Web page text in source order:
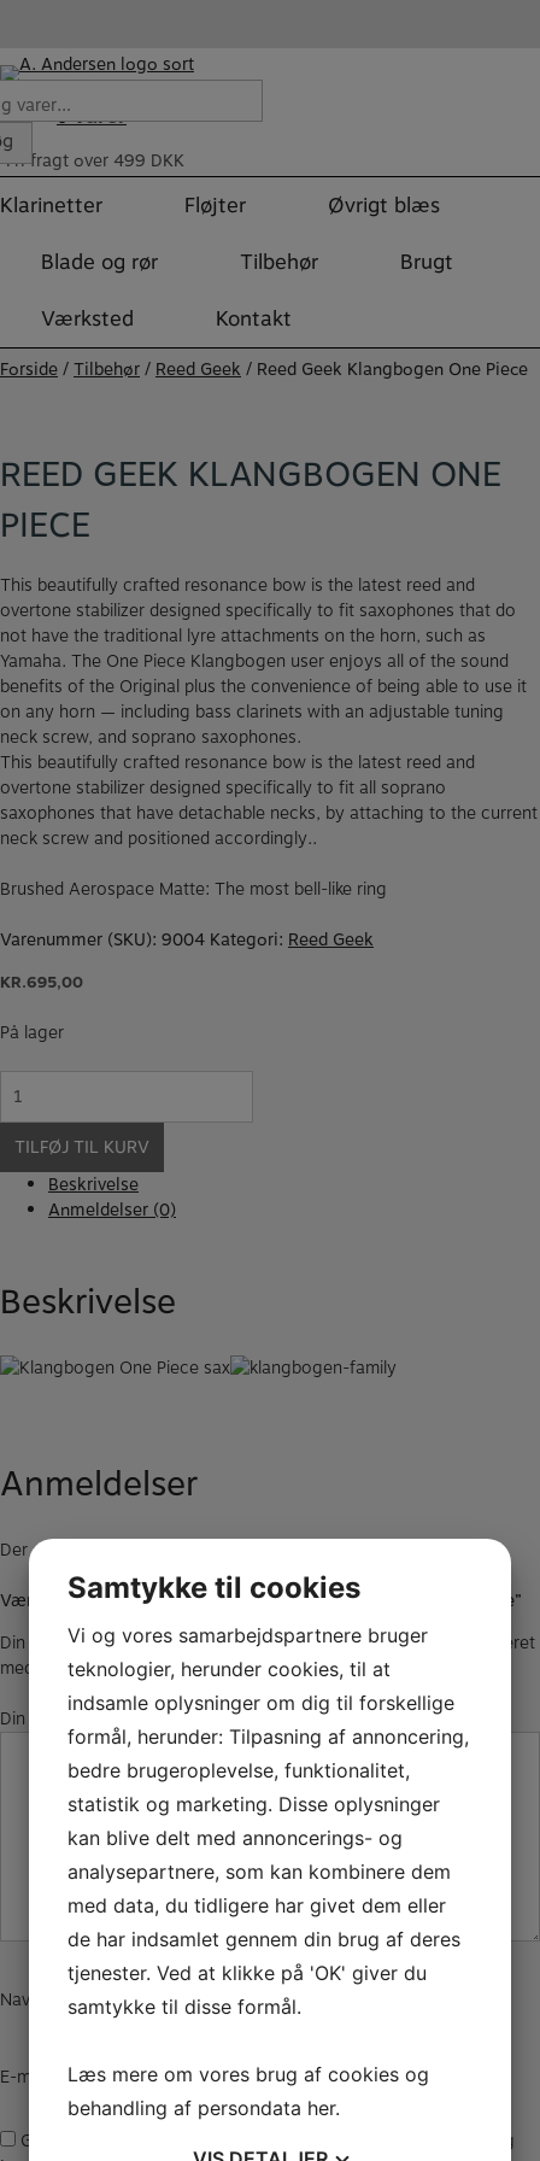
indholdet
0Varer
Fri fragt over 499 DKK
Klarinetter Fløjter
Øvrigt blæs
Blade og rør
Tilbehør
Brugt
Værksted
Kontakt
Forside/Tilbehør/ Reed Geek / Reed Geek Klangbogen One Piece
REED GEEK KLANGBOGEN ONE
PIECE
This beautifully crafted resonance bow is the latest reed and
overtone stabilizer designed specifically to fit saxophones that do
not have the traditional lyre attachments on the horn, such as
Yamaha. The One Piece Klangbogen user enjoys all of the sound
benefits of the Original plus the convenience of being able to use it
on any horn — including bass clarinets with an adjustable tuning
neck screw, and soprano saxophones.
This beautifully crafted resonance bow is the latest reed and
overtone stabilizer designed specifically to fit all soprano
saxophones that have detachable necks, by attaching to the current
neck screw and positioned accordingly..
Brushed Aerospace Matte: The most bell-like ring
Varenummer (SKU): 9004 Kategori: Reed Geek
KR.695,00
På lager
Reed
Geek
Klangbogen
One
Piece
antal
TILFØJ TIL KURV
Beskrivelse
Anmeldelser (0)
Beskrivelse
Anmeldelser
Der er endnu ikke nogle anmeldelser.
Vær den første til at anmelde “Reed Geek Klangbogen One Piece”
Din e-mailadresse vil ikke blive publiceret. Krævede felter er markeret
med
Din anmeldelse
Navn
E-mail
Gem mit navn, mail og websted i denne browser til næste gang
Samtykke til cookies
Vi og vores samarbejdspartnere bruger
teknologier, herunder cookies, til at
indsamle oplysninger om dig til forskellige
formål, herunder: Tilpasning af annoncering,
bedre brugeroplevelse, funktionalitet,
statistik og marketing. Disse oplysninger
kan blive delt med annoncerings- og
analysepartnere, som kan kombinere dem
med data, du tidligere har givet dem eller
de har indsamlet gennem din brug af deres
tjenester. Ved at klikke på 'OK' giver du
samtykke til disse formål.
Læs mere om vores brug af cookies og
behandling af persondata her.